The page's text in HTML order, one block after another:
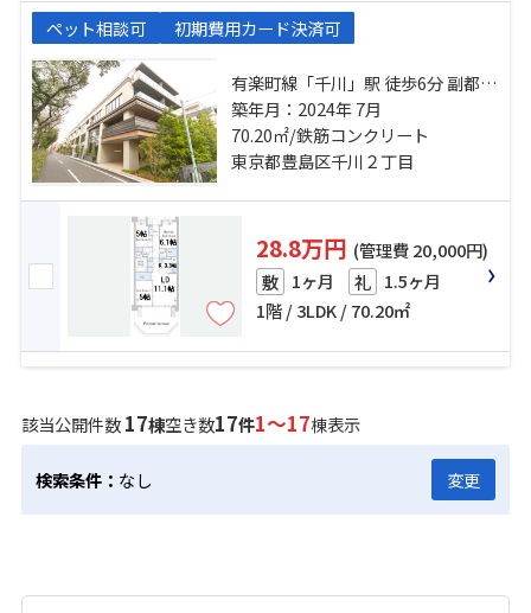
ペット相談可 初期費用カード決済可
有楽町線「千川」駅 徒歩6分 副都心
線「小竹向原」駅 徒歩14分 東武東
上線「大山」駅 徒歩17分
築年月：2024年 7月
70.20㎡/鉄筋コンクリート
東京都豊島区千川２丁目
28.8万円 (管理費 20,000円)
敷 1ヶ月 礼 1.5ヶ月
1階 / 3LDK / 70.20㎡
該当公開件数17棟空き数17件1～17棟表示
検索条件： なし 変更